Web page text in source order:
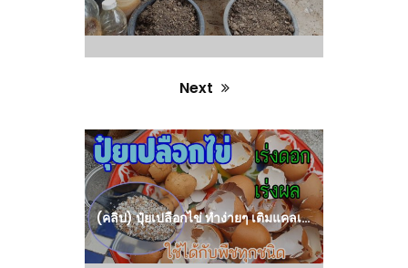
Next
Next
post:
(คลิป) ปุ๋ยเปลือกไข่ ทำง่ายๆ เติมแคลเซียมให้พืช ช่วยเร่งดอก เร่งผล ป้องกันหอยทาก ใช้ได้กับพืชทุกชนิด : วีดีโอ เกษตร